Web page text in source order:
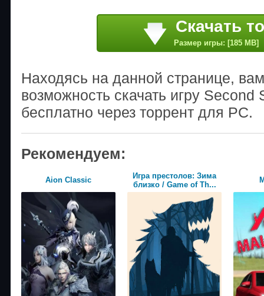
Скачать
Размер игры: [185 MB]
Находясь на данной странице,
возможность скачать игру
бесплатно через торрент для PC.
Рекомендуем:
Aion Classic
Игра престолов: Зима
близко / Game of Th...